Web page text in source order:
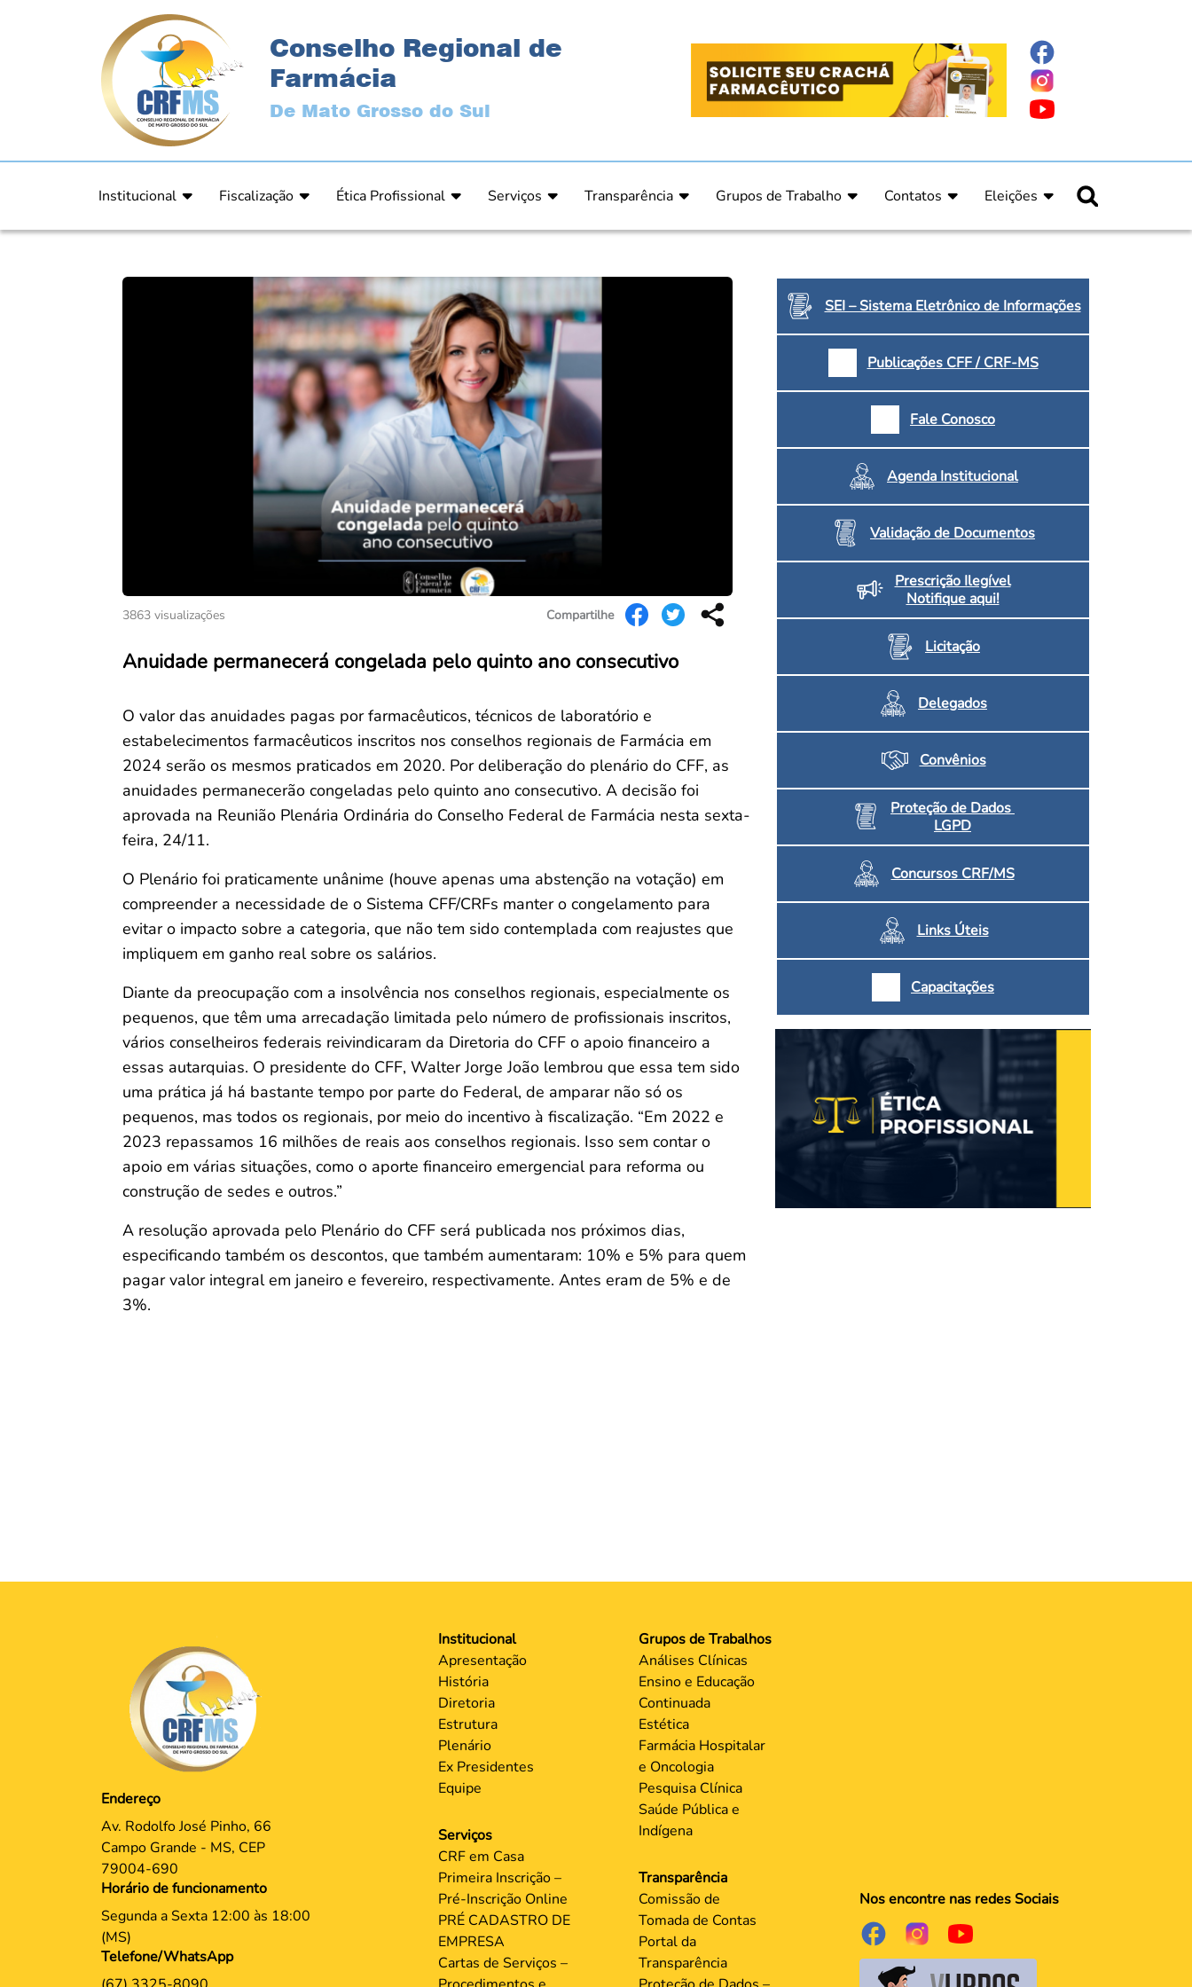
Conselho Regional de
Farmácia
De Mato Grosso do Sul
Institucional
Estrutura
Fiscalização
Orientação
Processos Fiscais
Relatórios
Ética Profissional
Comunicado de Julgamento
Resultado de Julgamento / Acórdão
Relatório Comissão de Ética CRFMS
Serviços
Cartas de Serviços – Procedimentos e formulários
Orientações Técnicas
Ouvidoria
Dúvidas Frequentes
Convenção Coletiva 2025/2026 – Piso salarial Farmácias e Drogaria
Consulta de Farmacêuticos e Estabelecimentos Inscritos no CRF/MS
Transparência
Proteção de Dados – LGPD
Grupos de Trabalho
Estética
Farmácia Hospitalar e Oncologia
Pesquisa Clínica
Saúde Pública e Indígena
Contatos
Eleições
Candidatos
3863 visualizações Compartilhe
Anuidade permanecerá congelada pelo quinto ano consecutivo
O valor das anuidades pagas por farmacêuticos, técnicos de laboratório e
estabelecimentos farmacêuticos inscritos nos conselhos regionais de Farmácia em
2024 serão os mesmos praticados em 2020. Por deliberação do plenário do CFF, as
anuidades permanecerão congeladas pelo quinto ano consecutivo. A decisão foi
aprovada na Reunião Plenária Ordinária do Conselho Federal de Farmácia nesta sexta-
feira, 24/11.
O Plenário foi praticamente unânime (houve apenas uma abstenção na votação) em
compreender a necessidade de o Sistema CFF/CRFs manter o congelamento para
evitar o impacto sobre a categoria, que não tem sido contemplada com reajustes que
impliquem em ganho real sobre os salários.
Diante da preocupação com a insolvência nos conselhos regionais, especialmente os
pequenos, que têm uma arrecadação limitada pelo número de profissionais inscritos,
vários conselheiros federais reivindicaram da Diretoria do CFF o apoio financeiro a
essas autarquias. O presidente do CFF, Walter Jorge João lembrou que essa tem sido
uma prática já há bastante tempo por parte do Federal, de amparar não só os
pequenos, mas todos os regionais, por meio do incentivo à fiscalização. “Em 2022 e
2023 repassamos 16 milhões de reais aos conselhos regionais. Isso sem contar o
apoio em várias situações, como o aporte financeiro emergencial para reforma ou
construção de sedes e outros.”
A resolução aprovada pelo Plenário do CFF será publicada nos próximos dias,
especificando também os descontos, que também aumentaram: 10% e 5% para quem
pagar valor integral em janeiro e fevereiro, respectivamente. Antes eram de 5% e de
3%.
SEI – Sistema Eletrônico de Informações
Publicações CFF / CRF-MS
Fale Conosco
Agenda Institucional
Validação de Documentos
Prescrição Ilegível
Notifique aqui!
Licitação
Delegados
Convênios
Proteção de Dados
LGPD
Concursos CRF/MS
Links Úteis
Capacitações
Endereço
Av. Rodolfo José Pinho, 66
Campo Grande - MS, CEP
79004-690
Horário de funcionamento
Segunda a Sexta 12:00 às 18:00
(MS)
Telefone/WhatsApp
Institucional
Apresentação
História
Diretoria
Estrutura
Plenário
Ex Presidentes
Equipe
Serviços
CRF em Casa
Primeira Inscrição –
Pré-Inscrição Online
PRÉ CADASTRO DE
EMPRESA
Cartas de Serviços –
Grupos de Trabalhos
Análises Clínicas
Ensino e Educação
Continuada
Estética
Farmácia Hospitalar
e Oncologia
Pesquisa Clínica
Saúde Pública e
Indígena
Transparência
Comissão de
Tomada de Contas
Portal da
Transparência
Nos encontre nas redes Sociais